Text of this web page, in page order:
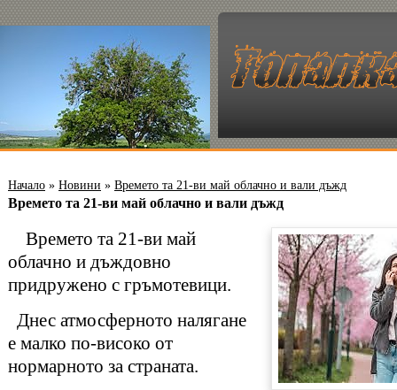
Начало » Новини » Времето та 21-ви май облачно и вали дъжд
Времето та 21-ви май облачно и вали дъжд
Времето та 21-ви май
облачно и дъждовно
придружено с гръмотевици.
Днес атмосферното налягане
е малко по-високо от
нормарното за страната.